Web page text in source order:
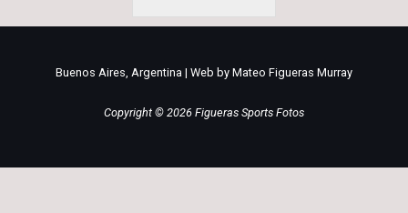
Buenos Aires, Argentina | Web by Mateo Figueras Murray
Copyright © 2026 Figueras Sports Fotos